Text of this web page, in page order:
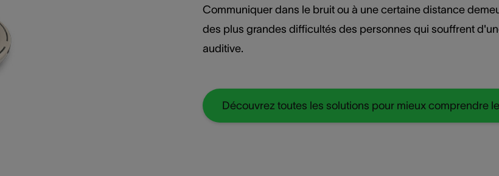
Communiquer dans le bruit ou à une certaine distance
des plus grandes difficultés des personnes qui souffrent
auditive.